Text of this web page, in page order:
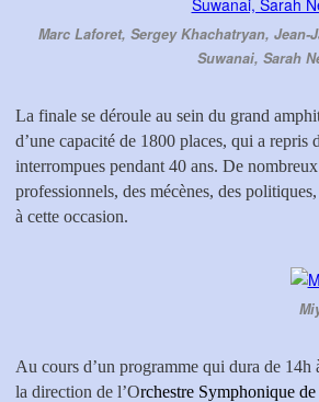
Marc Laforet, Sergey Khachatryan,
Suwanai, Sarah
La finale se déroule au sein du grand
d’une capacité de 1800 places, qui a repris
interrompues pendant 40 ans. De
professionnels, des mécènes, des
à cette occasion.
Au cours d’un programme qui dura de 14h
la direction de l’Orchestre Symphonique